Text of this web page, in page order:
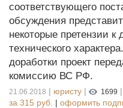
соответствующего
обсуждения
некоторые претензии
технического
доработки проект
комиссию ВС РФ.
21.06.2018 | юристу | 1699 |
за 315 руб. | оформить